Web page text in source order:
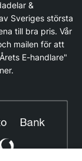
&
Sveriges största
till bra pris. Vår
mailen för att
E-handlare"